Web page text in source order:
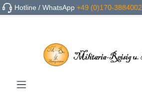
Hotline / WhatsApp+49 (0)170-3884002